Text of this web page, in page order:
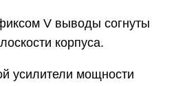
V выводы согнуты
корпуса.
усилители мощности